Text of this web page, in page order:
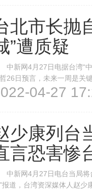
北市长抛
”遭质疑
新网4月27日电据台湾“中
26日预言，未来一周是关
质疑。 台北市26日新增
04-27
少康列台
言恐害惨
新网4月27日电台当局将
报道，台湾资深媒体人赵